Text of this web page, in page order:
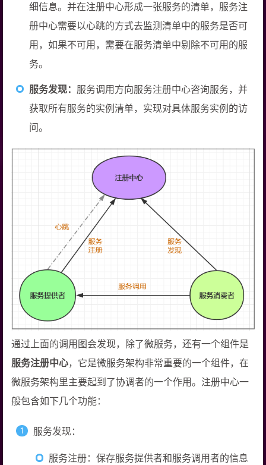
细信息。并在注册中心形成一张服务的清单，服务注
册中心需要以心跳的方式去监测清单中的服务是否可
用，如果不可用，需要在服务清单中剔除不可用的服
务。
服务发现： 服务调用方向服务注册中心咨询服务，并
获取所有服务的实例清单，实现对具体服务实例的访
问。
通过上面的调用图会发现，除了微服务，还有一个组件是
服务注册中心，它是微服务架构非常重要的一个组件，在
微服务架构里主要起到了协调者的一个作用。注册中心一
般包含如下几个功能：
服务发现：
服务注册：保存服务提供者和服务调用者的信息